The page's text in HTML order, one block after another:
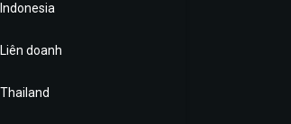
Indonesia
Liên doanh
Thailand